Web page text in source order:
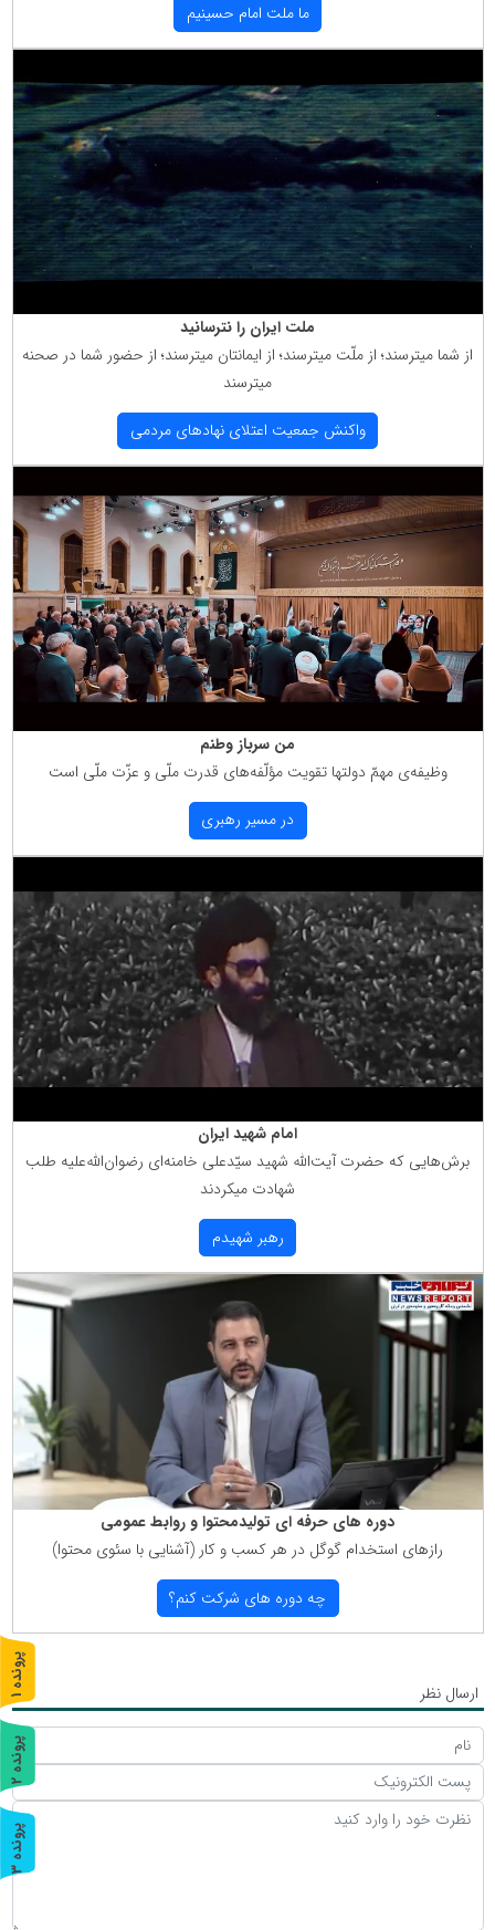
ما ملت امام حسینیم
ملت ایران را نترسانید
از شما میترسند؛ از ملّت میترسند؛ از ایمانتان میترسند؛ از حضور شما در صحنه
میترسند
واكنش جمعیت اعتلای نهادهای مردمی
من سرباز وطنم
وظیفه‌ی مهمّ دولتها تقویت مؤلّفه‌های قدرت ملّی و عزّت ملّی است
در مسیر رهبری
امام شهید ایران
برش‌هایی كه حضرت آیت‌الله شهید سیّدعلی خامنه‌ای رضوان‌الله‌علیه طلب
شهادت میكردند
رهبر شهیدم
دوره های حرفه ای تولیدمحتوا و روابط عمومی
رازهای استخدام گوگل در هر كسب و كار (آشنایی با سئوی محتوا)
چه دوره های شركت كنم؟
ارسال نظر پ
ر
و
ن
د
ه
1
پ
ر
و
ن
د
ه
2
پ
ر
و
ن
د
ه
3